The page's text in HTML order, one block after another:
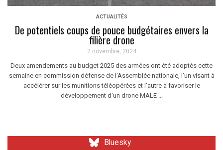
ACTUALITÉS
De potentiels coups de pouce budgétaires envers la
filière drone
2 novembre, 2024
Deux amendements au budget 2025 des armées ont été adoptés cette
semaine en commission défense de l'Assemblée nationale, l'un visant à
accélérer sur les munitions téléopérées et l'autre à favoriser le
développement d'un drone MALE ...
Bluesky